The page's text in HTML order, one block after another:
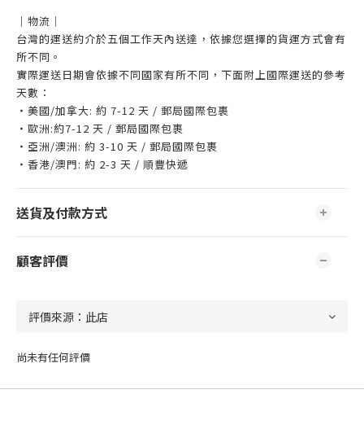
｜物流｜
台灣的運送約介於五個工作天內送達，依據您選擇的貨運方式會有
所不同。
實際運送日期會依據不同國家有所不同，下面附上國際運送的參考
天數：
・美國/加拿大: 約 7-12 天 / 郵局國際包裹
・歐洲:約7-12 天 / 郵局國際包裹
・亞洲/澳洲: 約 3-10 天 / 郵局國際包裹
・香港/澳門: 約 2-3 天 / 順豐快遞
送貨及付款方式
顧客評價
尚未有任何評價